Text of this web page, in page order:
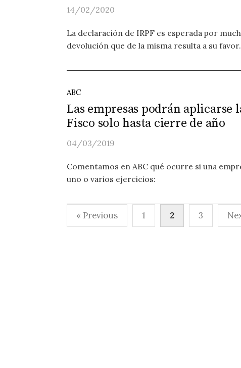
14/02/2020
La declaración de IRPF es esperada por
devolución que de la misma resulta a su
ABC
Las empresas podrán
Fisco solo hasta cierre de año
04/03/2019
Comentamos en ABC qué ocurre si una
uno o varios ejercicios:
Paginación
« Previous 1 2 3